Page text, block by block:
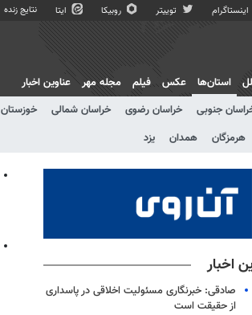
اینستاگرام توییتر روبیکا ایتا نتایج زنده
استان‌ها
جنوبی خراسان رضوی خراسان شمالی خوزستان
هرمزگان همدان یزد
عکس فیلم مجله مهر عناوین اخبار
اخبار
صادقی: خبرنگاری مسئولیت اخلاقی در پاسداری
از حقیقت است